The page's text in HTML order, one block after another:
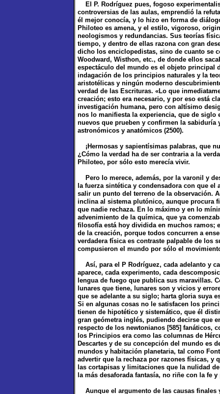
El P. Rodríguez pues, fogoso
controversias de las aulas, emprendió la
él mejor conocía, y lo hizo en forma de
Philoteo es amena, y el estilo, vigoroso,
neologismos y redundancias. Sus teorías
tiempo, y dentro de ellas razona con gran
dicho los enciclopedistas, sino de cuanto se
Woodward, Wisthon, etc., de donde ellos
espectáculo del mundo es el objeto principal
indagación de los principios naturales y la
aristotélicas y ningún moderno
verdad de las Escrituras. «Lo que
creación; esto era necesario, y por eso está
investigación humana, pero con altísimo
nos lo manifiesta la experiencia, que de siglo
nuevos que prueben y confirmen la
astronómicos y anatómicos (2500).
¡Hermosas y sapientísimas palabras, que
¿Cómo la verdad ha de ser contraria a la
Philoteo, por sólo esto merecía vivir.
Pero lo merece, además, por la varonil y
la fuerza sintética y condensadora con que
salir un punto del terreno de la observación.
inclina al sistema plutónico, aunque procura
que nadie rechaza. En lo máximo y en lo
advenimiento de la química, que ya
filosofía está hoy dividida en muchos ramos;
de la creación, porque todos concurren a
verdadera física es contraste palpable de los
compusieron el mundo por sólo el
Así, para el P Rodríguez, cada adelanto y
aparece, cada experimento, cada
lengua de fuego que publica sus maravillas.
lunares que tiene, lunares son y vicios y
que se adelante a su siglo; harta gloria suya
Si en algunas cosas no le satisfacen los
tienen de hipotético y sistemático, que él
gran geómetra inglés, pudiendo decirse que
respecto de los newtonianos [585] fanáticos,
los Principios era como las columnas de
Descartes y de su concepción del mundo es
mundos y habitación planetaria, tal como
advertir que la rechaza por razones físicas, y
las cortapisas y limitaciones que la nulidad
la más desaforada fantasía, no riñe con la fe
Aunque el argumento de las causas